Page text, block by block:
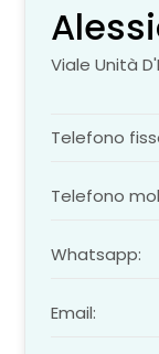
Viale Unità
Telefono
Telefono
Whatsapp:
Email: